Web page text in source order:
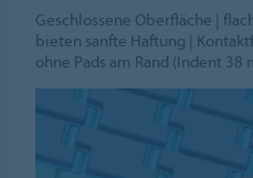
Geschlossene Oberfläche |
bieten sanfte Haftung |
ohne Pads am Rand (Indent 38